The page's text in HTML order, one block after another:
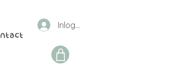
Inloggen